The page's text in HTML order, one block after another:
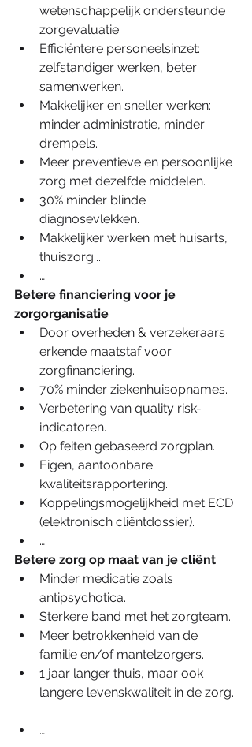
wetenschappelijk ondersteunde
zorgevaluatie.
Efficiëntere personeelsinzet:
zelfstandiger werken, beter
samenwerken.
Makkelijker en sneller werken:
minder administratie, minder
drempels.
Meer preventieve en persoonlijke
zorg met dezelfde middelen.
30% minder blinde
diagnosevlekken.
Makkelijker werken met huisarts,
thuiszorg...
…
Betere financiering voor je
zorgorganisatie
Door overheden & verzekeraars
erkende maatstaf voor
zorgfinanciering.
70% minder ziekenhuisopnames.
Verbetering van quality risk-
indicatoren.
Op feiten gebaseerd zorgplan.
Eigen, aantoonbare
kwaliteitsrapportering.
Koppelingsmogelijkheid met ECD
(elektronisch cliëntdossier).
…
Betere zorg op maat van je cliënt
Minder medicatie zoals
antipsychotica.
Sterkere band met het zorgteam.
Meer betrokkenheid van de
familie en/of mantelzorgers.
1 jaar langer thuis, maar ook
langere levenskwaliteit in de zorg.
…